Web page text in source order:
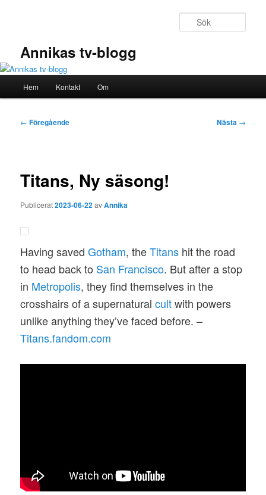
Annikas tv-blogg
Hem Kontakt Om
Inläggsnavigering
← Föregående Nästa →
Titans, Ny säsong!
Publicerat2023-06-22avAnnika
Having savedGotham, theTitans hit the road
to head back to San Francisco. But after a stop
in Metropolis, they find themselves in the
crosshairs of a supernaturalcultwith powers
unlike anything they’ve faced before. –
Titans.fandom.com